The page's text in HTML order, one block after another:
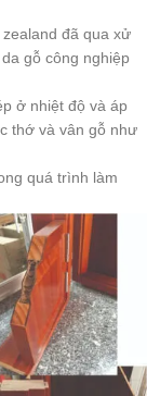
đã qua xử
gỗ công nghiệp
ở nhiệt độ và áp
thớ và vân gỗ như
quá trình làm